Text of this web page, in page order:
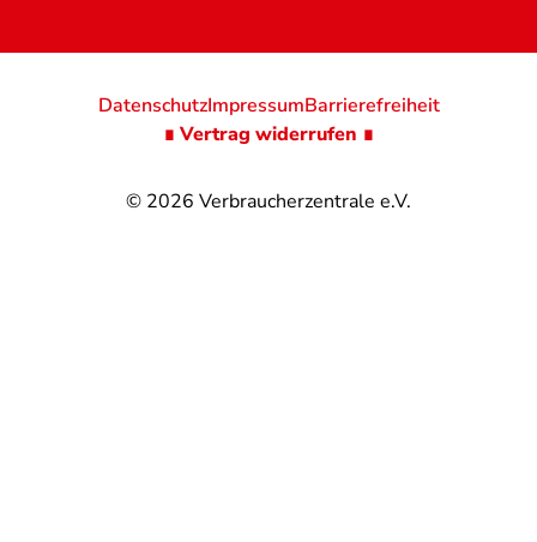
© 2026 Verbraucherzentrale e.V.
DatenschutzImpressumBarrierefreiheit
∎ Vertrag widerrufen ∎